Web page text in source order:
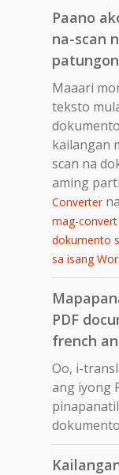
Paano
na-scan
Maaari
teksto
kailangan
scan na
aming
Converter
mag-convert
dokumento
sa isang
PDF
french
Oo, i-
ang iyong